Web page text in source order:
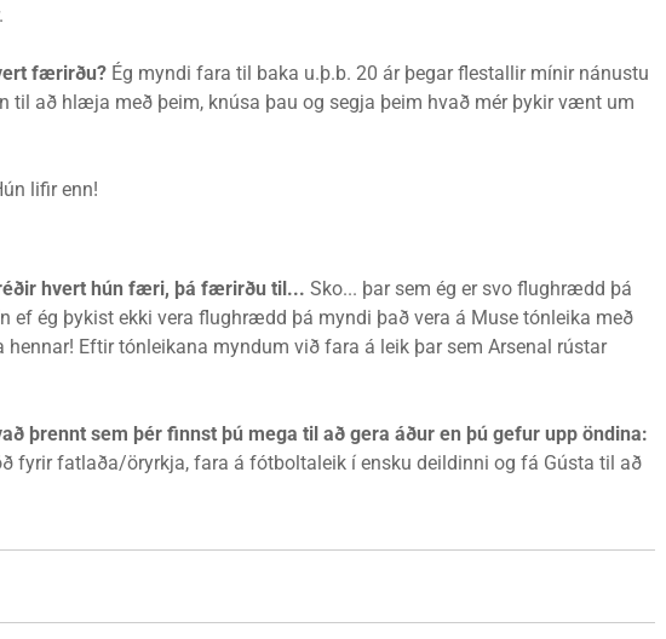
færirðu? Ég myndi fara til baka u.þ.b. 20 ár þegar flestallir mínir nánustu
til að hlæja með þeim, knúsa þau og segja þeim hvað mér þykir vænt um
lifir enn!
hvert hún færi, þá færirðu til... Sko... þar sem ég er svo flughrædd þá
ef ég þykist ekki vera flughrædd þá myndi það vera á Muse tónleika með
Eftir tónleikana myndum við fara á leik þar sem Arsenal rústar
þrennt sem þér finnst þú mega til að gera áður en þú gefur upp öndina:
fyrir fatlaða/öryrkja, fara á fótboltaleik í ensku deildinni og fá Gústa til að